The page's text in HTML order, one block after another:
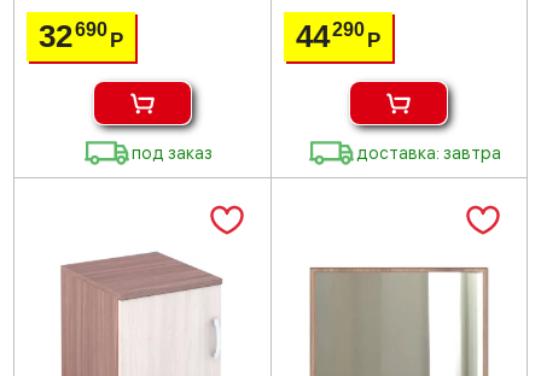
32690Р
под заказ
44290 Р
доставка: завтра